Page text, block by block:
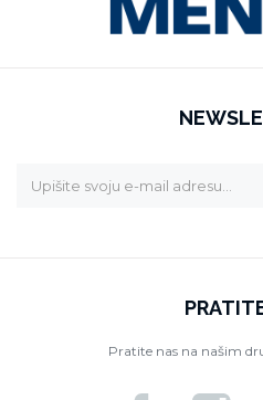
Pratite nas na našim